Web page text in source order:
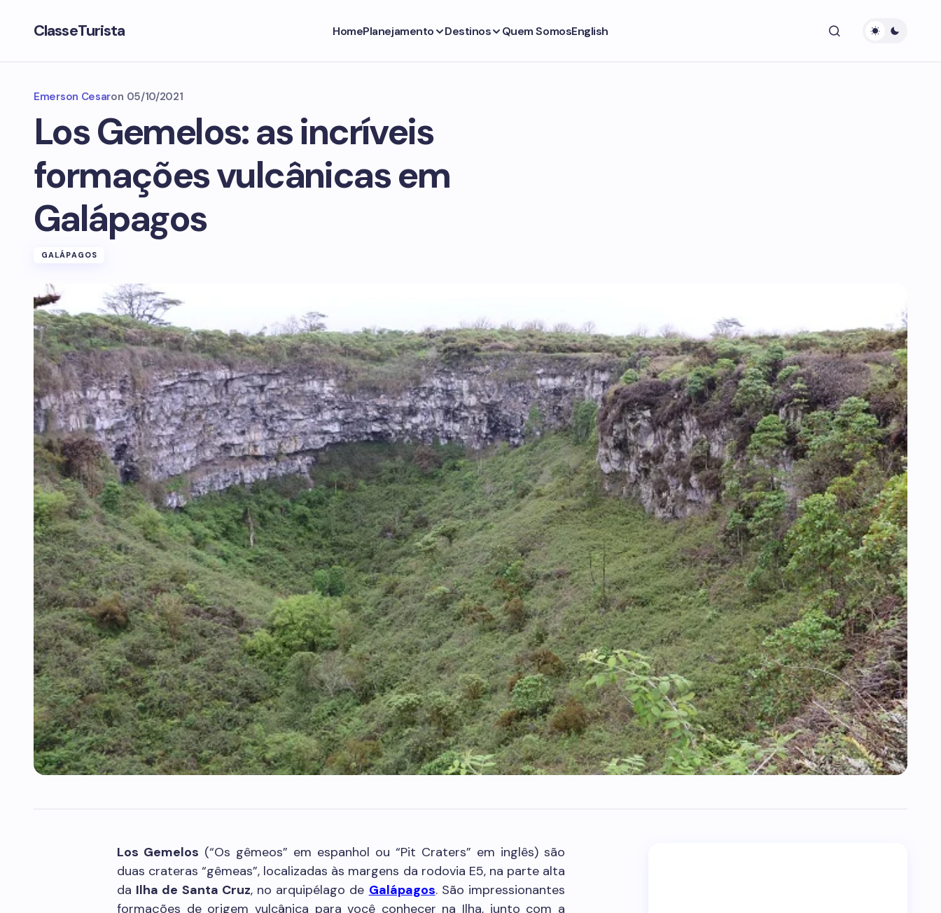
ClasseTurista HomePlanejamento Destinos Quem SomosEnglish
Emerson Cesaron 05/10/2021
Los Gemelos: as incríveis
formações vulcânicas em
Galápagos
GALÁPAGOS
Los Gemelos (“Os gêmeos” em espanhol ou “Pit Craters” em inglês) são
duas crateras “gêmeas”, localizadas às margens da rodovia E5, na parte alta
da Ilha de Santa Cruz, no arquipélago de Galápagos. São impressionantes
formações de origem vulcânica para você conhecer na Ilha, junto com a